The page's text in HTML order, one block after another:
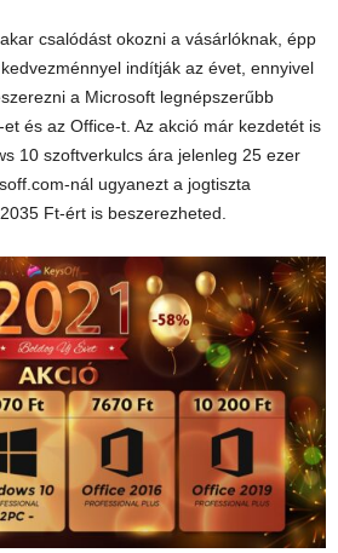
csalódást okozni a vásárlóknak, épp
indítják az évet, ennyivel
a Microsoft legnépszerűbb
és az Office-t. Az akció már kezdetét is
10 szoftverkulcs ára jelenleg 25 ezer
nál ugyanezt a jogtiszta
Ft-ért is beszerezheted.